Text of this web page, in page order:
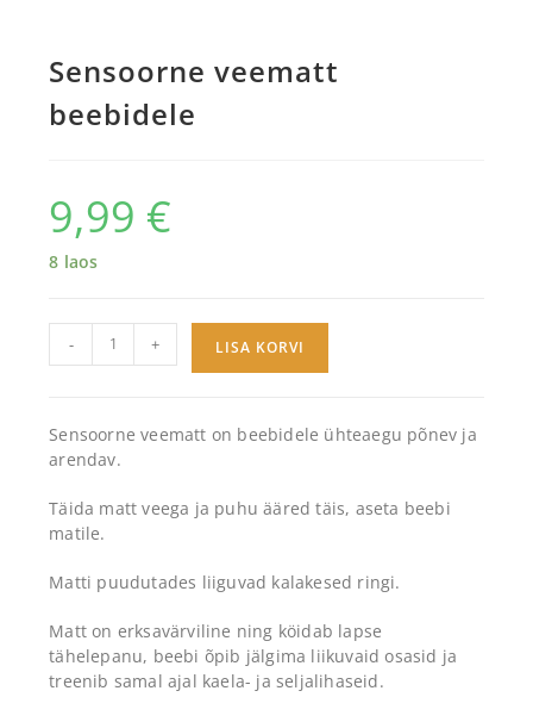
Sensoorne veematt
beebidele
9,99 €
8 laos
- + LISA KORVI
Sensoorne veematt on beebidele ühteaegu põnev ja
arendav.
Täida matt veega ja puhu ääred täis, aseta beebi
matile.
Matti puudutades liiguvad kalakesed ringi.
Matt on erksavärviline ning köidab lapse
tähelepanu, beebi õpib jälgima liikuvaid osasid ja
treenib samal ajal kaela- ja seljalihaseid.